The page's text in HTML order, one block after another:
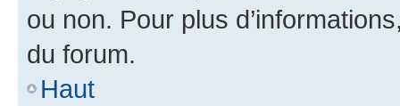
ou non. Pour plus
du forum.
Haut